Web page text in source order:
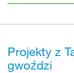
Projekty z
gwoździ